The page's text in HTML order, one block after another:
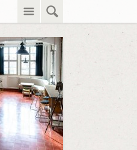
Suche
Menü